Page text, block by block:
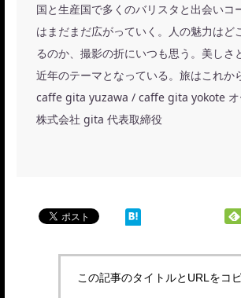
国と生産国で多くのバリスタと出会いコ
はまだまだ広がっていく。人の魅力はど
るのか、撮影の折にいつも思う。美しさ
近年のテーマとなっている。旅はこれか
caffe gita yuzawa / caffe gita yokote オ
株式会社 gita 代表取締役
この記事のタイトルとURLをコ